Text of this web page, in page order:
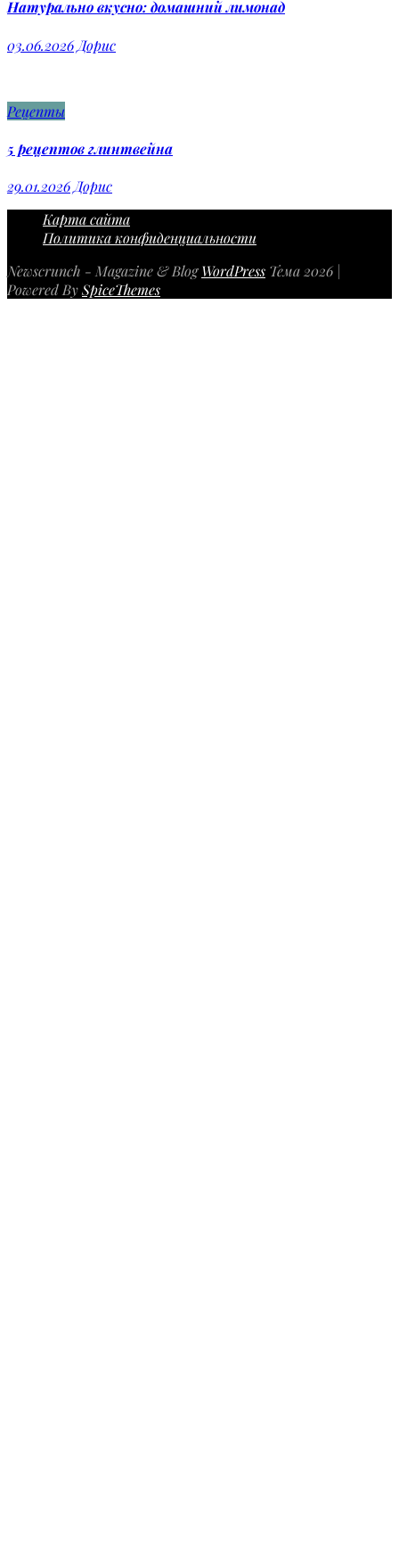
Натурально вкусно: домашний лимонад
03.06.2026 Дорис
Рецепты
5 рецептов глинтвейна
29.01.2026 Дорис
Карта сайта
Политика конфиденциальности
Newscrunch - Magazine & BlogWordPress Тема 2026 |
Powered BySpiceThemes